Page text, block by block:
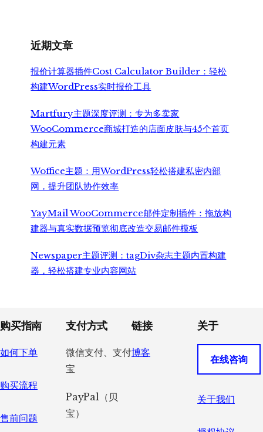
近期文章
报价计算器插件Cost Calculator Builder：轻松
构建WordPress实时报价工具
Martfury主题深度评测：专为多卖家
WooCommerce商城打造的店面皮肤与45个首页
构建元素
Woffice主题：用WordPress轻松搭建私密内部
网，提升团队协作效率
YayMail WooCommerce邮件定制插件：拖放构
建器与真实数据预览彻底改造交易邮件模板
Newspaper主题评测：tagDiv杂志主题内置构建
器，轻松搭建专业内容网站
Footer
购买指南
如何下单
购买流程
售前问题
支付方式
微信支付、支付
宝
PayPal（贝
宝）
链接
博客
关于
在线咨询
关于我们